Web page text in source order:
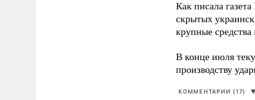
Как писала
скрытых
крупные
В конце июля
производству
КОММЕНТАРИИ (17)